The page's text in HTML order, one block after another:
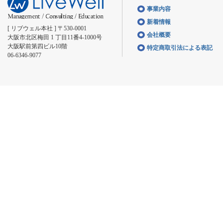
[ リブウェル本社 ] 〒530-0001
大阪市北区梅田 1 丁目11番4-1000号
大阪駅前第四ビル10階
06-6346-9077
事業内容
新着情報
会社概要
特定商取引法による表記